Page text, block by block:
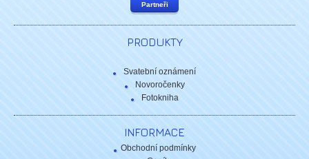
Partneři
PRODUKTY
Svatební oznámení
Novoročenky
Fotokniha
INFORMACE
Obchodní podmínky